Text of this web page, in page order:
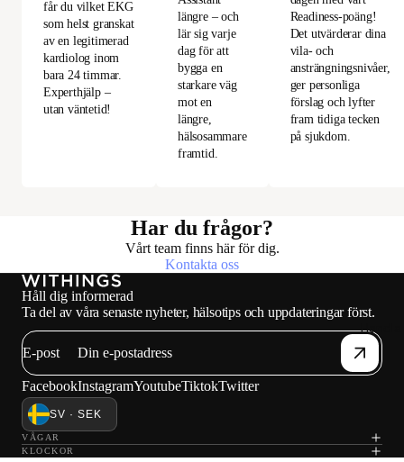
får du vilket EKG
som helst granskat
av en legitimerad
kardiolog inom
bara 24 timmar.
Experthjälp –
utan väntetid!
längre – och
lär sig varje
dag för att
bygga en
starkare väg
mot en
längre,
hälsosammare
framtid.
Readiness-poäng!
Det utvärderar dina
vila- och
ansträngningsnivåer,
ger personliga
förslag och lyfter
fram tidiga tecken
på sjukdom.
Har du frågor?
Vårt team finns här för dig.
Kontakta oss
Håll dig informerad
Ta del av våra senaste nyheter, hälsotips och uppdateringar först.
E-post
FacebookInstagramYoutubeTiktokTwitter
SV · SEK
VÅGAR
KLOCKOR